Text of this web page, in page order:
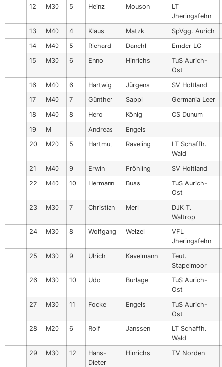
12
M30 5 Heinz Mouson
LT
Jheringsfehn
13
M40 4 Klaus Matzk
SpVgg. Aurich
14
M40 5 Richard Danehl
Emder LG
15
M30 6 Enno Hinrichs
TuS Aurich-
Ost
16
M40 6 Hartwig Jürgens
SV Holtland
17
M40 7 Günther Sappl
Germania Leer
18
M40 8 Hero König
CS Dunum
19
M Andreas
Engels
20
M20 5 Hartmut Raveling
LT Schaffh.
Wald
21
M40 9 Erwin Fröhling
SV Holtland
22
M40 10 Hermann Buss
TuS Aurich-
Ost
23
M30 7 Christian Merl
DJK T.
Waltrop
24
M30 8 Wolfgang Welzel
VFL
Jheringsfehn
25
M30 9 Ulrich Kavelmann
Teut.
Stapelmoor
26
M30 10 Udo Burlage
TuS Aurich-
Ost
27
M30 11 Focke Engels
TuS Aurich-
Ost
28
M20 6 Rolf Janssen
LT Schaffh.
Wald
29
M30 12
Hans-
Dieter
Hinrichs TV Norden